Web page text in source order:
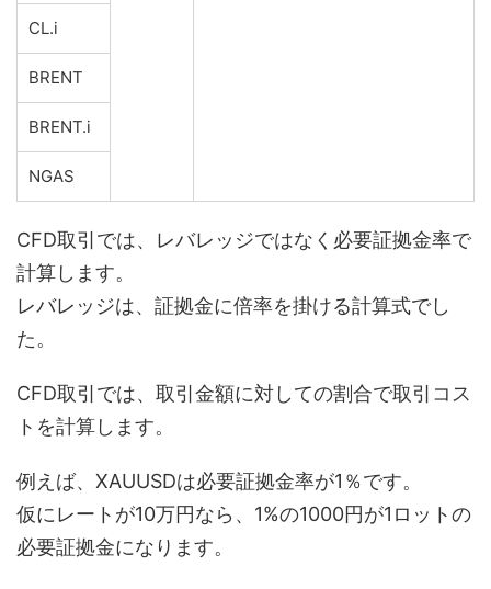
CL.i
BRENT
BRENT.i
NGAS
CFD取引では、レバレッジではなく必要証拠金率で
計算します。
レバレッジは、証拠金に倍率を掛ける計算式でし
た。
CFD取引では、取引金額に対しての割合で取引コス
トを計算します。
例えば、XAUUSDは必要証拠金率が1％です。
仮にレートが10万円なら、1%の1000円が1ロットの
必要証拠金になります。